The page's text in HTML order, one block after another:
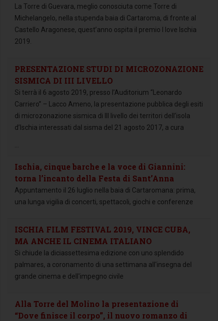
La Torre di Guevara, meglio conosciuta come Torre di
Michelangelo, nella stupenda baia di Cartaroma, di fronte al
Castello Aragonese, quest’anno ospita il premio I love Ischia
2019.
PRESENTAZIONE STUDI DI MICROZONAZIONE
SISMICA DI III LIVELLO
Si terrà il 6 agosto 2019, presso l’Auditorium “Leonardo
Carriero” – Lacco Ameno, la presentazione pubblica degli esiti
di microzonazione sismica di III livello dei territori dell’isola
d’Ischia interessati dal sisma del 21 agosto 2017, a cura
Ischia, cinque barche e la voce di Giannini:
torna l’incanto della Festa di Sant’Anna
Appuntamento il 26 luglio nella baia di Cartaromana: prima,
una lunga vigilia di concerti, spettacoli, giochi e conferenze
ISCHIA FILM FESTIVAL 2019, VINCE CUBA,
MA ANCHE IL CINEMA ITALIANO
Si chiude la diciassettesima edizione con uno splendido
palmares, a coronamento di una settimana all'insegna del
grande cinema e dell'impegno civile
Alla Torre del Molino la presentazione di
“Dove finisce il corpo”, il nuovo romanzo di